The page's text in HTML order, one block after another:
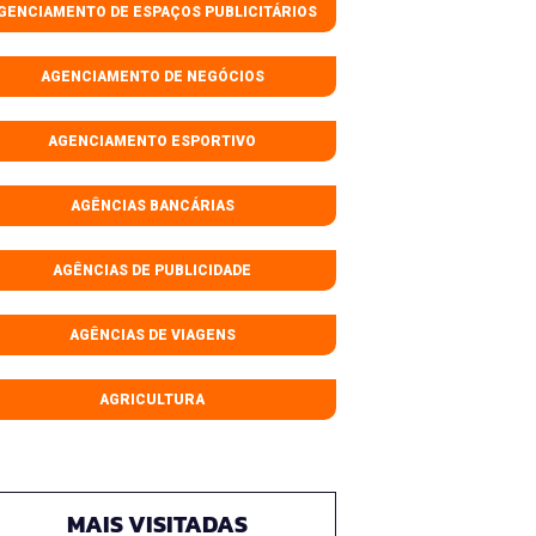
DE ESPAÇOS PUBLICITÁRIOS
AGENCIAMENTO DE NEGÓCIOS
AGENCIAMENTO ESPORTIVO
AGÊNCIAS BANCÁRIAS
AGÊNCIAS DE PUBLICIDADE
AGÊNCIAS DE VIAGENS
AGRICULTURA
MAIS VISITADAS